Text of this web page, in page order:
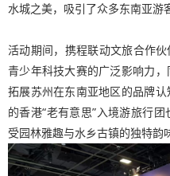
水城之美，吸引了众多东南亚游
活动期间，携程联动文旅合作
青少年科技大赛的广泛影响力
拓展苏州在东南亚地区的品牌
的香港“老有意思”入境游旅行
受园林雅趣与水乡古镇的独特韵